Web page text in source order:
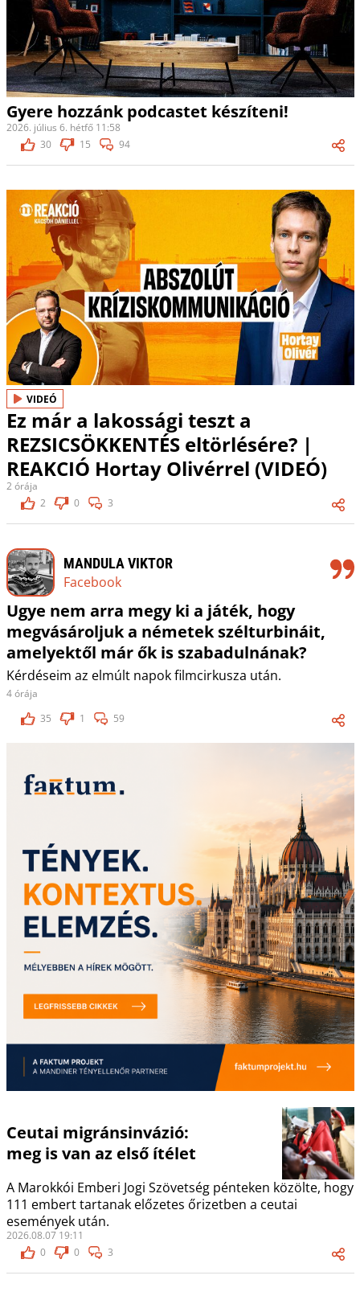
Gyere hozzánk podcastet készíteni!
2026. július 6. hétfő 11:58
30
15 94
VIDEÓ
Ez már a lakossági teszt a
REZSICSÖKKENTÉS eltörlésére? |
REAKCIÓ Hortay Olivérrel (VIDEÓ)
2 órája
2
0 3
MANDULA VIKTOR
Facebook
Ugye nem arra megy ki a játék, hogy
megvásároljuk a németek szélturbináit,
amelyektől már ők is szabadulnának?
Kérdéseim az elmúlt napok filmcirkusza után.
4 órája
35
1 59
Ceutai migránsinvázió:
meg is van az első ítélet
A Marokkói Emberi Jogi Szövetség pénteken közölte, hogy
111 embert tartanak előzetes őrizetben a ceutai
események után.
2026.08.07 19:11
0
0 3